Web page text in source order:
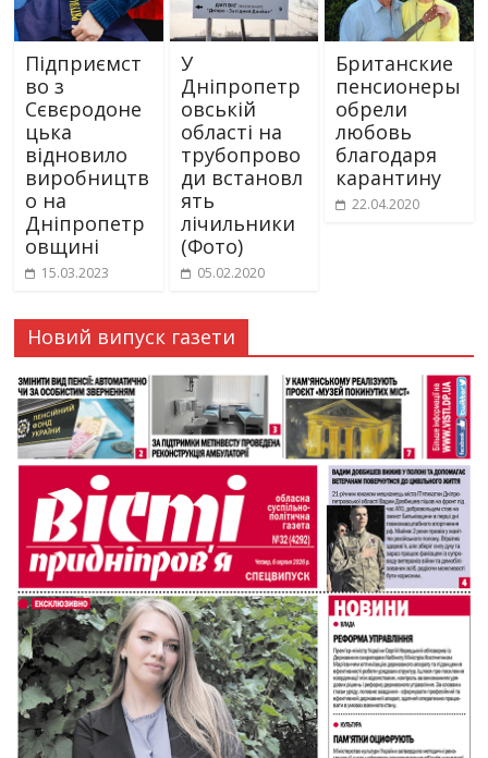
Підприємст
во з
Сєвєродоне
цька
відновило
виробництв
о на
Дніпропетр
овщині
15.03.2023
У
Дніпропетр
овській
області на
трубопрово
ди встановл
ять
лічильники
(Фото)
05.02.2020
Британские
пенсионеры
обрели
любовь
благодаря
карантину
22.04.2020
Новий випуск газети